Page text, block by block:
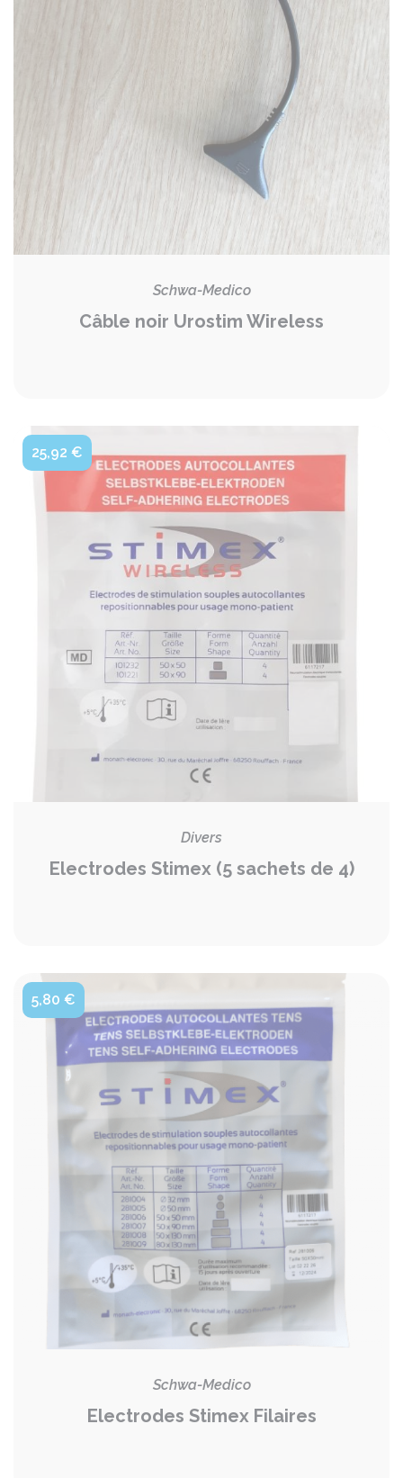
Schwa-Medico
Câble noir Urostim Wireless
25,92 €
Divers
Electrodes Stimex (5 sachets de 4)
5,80 €
Schwa-Medico
Electrodes Stimex Filaires